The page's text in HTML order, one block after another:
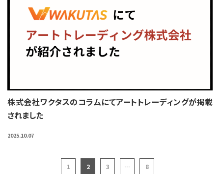
株式会社ワクタスのコラムにてアートトレーディングが掲載
されました
2025.10.07
1 2 3 … 8